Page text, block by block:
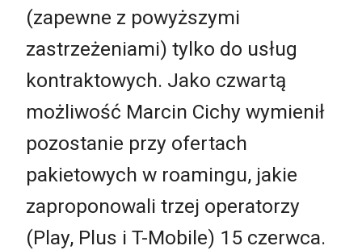
(zapewne z powyższymi
zastrzeżeniami) tylko do usług
kontraktowych. Jako czwartą
możliwość Marcin Cichy wymienił
pozostanie przy ofertach
pakietowych w roamingu, jakie
zaproponowali trzej operatorzy
(Play, Plus i T-Mobile) 15 czerwca.